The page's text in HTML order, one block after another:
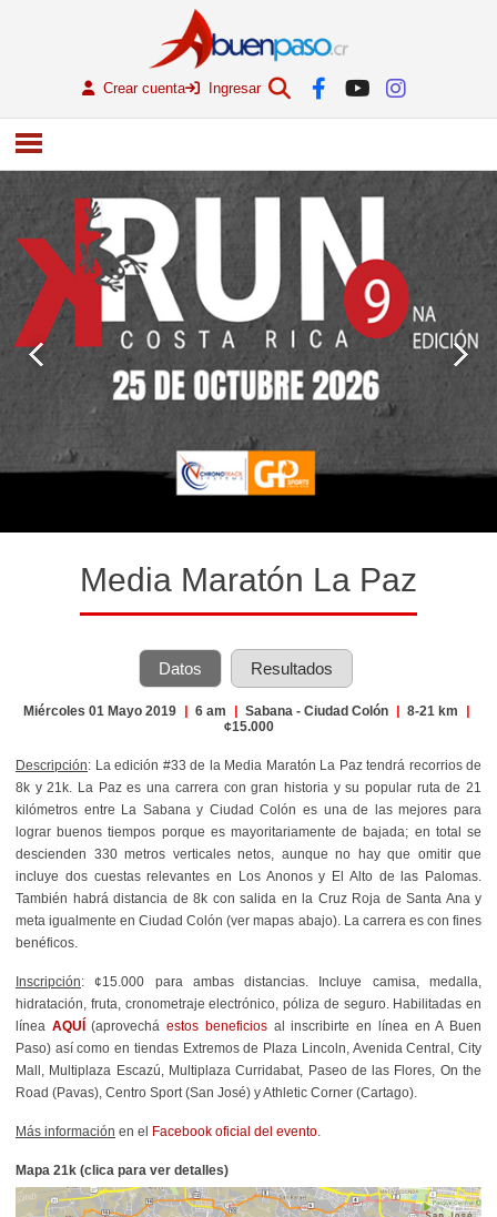
Crear cuenta Ingresar
Media Maratón La Paz
Datos Resultados
Miércoles 01 Mayo 2019 | 6 am | Sabana - Ciudad Colón | 8-21 km
|
¢15.000
Descripción: La edición #33 de la Media Maratón La Paz tendrá recorrios de
8k y 21k. La Paz es una carrera con gran historia y su popular ruta de 21
kilómetros entre La Sabana y Ciudad Colón es una de las mejores para
lograr buenos tiempos porque es mayoritariamente de bajada; en total se
descienden 330 metros verticales netos, aunque no hay que omitir que
incluye dos cuestas relevantes en Los Anonos y El Alto de las Palomas.
También habrá distancia de 8k con salida en la Cruz Roja de Santa Ana y
meta igualmente en Ciudad Colón (ver mapas abajo). La carrera es con fines
benéficos.
Inscripción: ¢15.000 para ambas distancias. Incluye camisa, medalla,
hidratación, fruta, cronometraje electrónico, póliza de seguro. Habilitadas en
línea AQUÍ(aprovecháestos beneficiosal inscribirte en línea en A Buen
Paso) así como en tiendas Extremos de Plaza Lincoln, Avenida Central, City
Mall, Multiplaza Escazú, Multiplaza Curridabat, Paseo de las Flores, On the
Road (Pavas), Centro Sport (San José) y Athletic Corner (Cartago).
Más información en el Facebook oficial del evento
Mapa 21k (clica para ver detalles)